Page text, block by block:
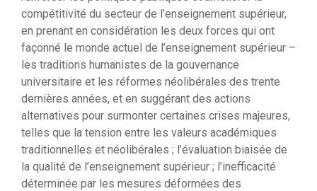
compétitivité du secteur de l’enseignement supérieur,
en prenant en considération les deux forces qui ont
façonné le monde actuel de l’enseignement supérieur –
les traditions humanistes de la gouvernance
universitaire et les réformes néolibérales des trente
dernières années, et en suggérant des actions
alternatives pour surmonter certaines crises majeures,
telles que la tension entre les valeurs académiques
traditionnelles et néolibérales ; l’évaluation biaisée de
la qualité de l’enseignement supérieur ; l’inefficacité
déterminée par les mesures déformées des